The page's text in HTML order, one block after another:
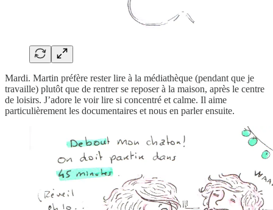
Mardi. Martin préfère rester lire à la médiathèque (pendant que je
travaille) plutôt que de rentrer se reposer à la maison, après le centre
de loisirs. J’adore le voir lire si concentré et calme. Il aime
particulièrement les documentaires et nous en parler ensuite.